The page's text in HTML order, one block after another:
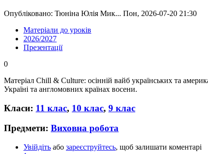
Опубліковано: Тюніна Юлія Мик... Пон, 2026-07-20 21:30
Матеріали до уроків
2026/2027
Презентації
0
Матеріал Chill & Culture: осінній вайб українських та
Україні та англомовних країнах восени.
Класи: 11 клас, 10 клас, 9 клас
Предмети: Виховна робота
Увійдіть або зареєструйтесь, щоб залишати коментарі